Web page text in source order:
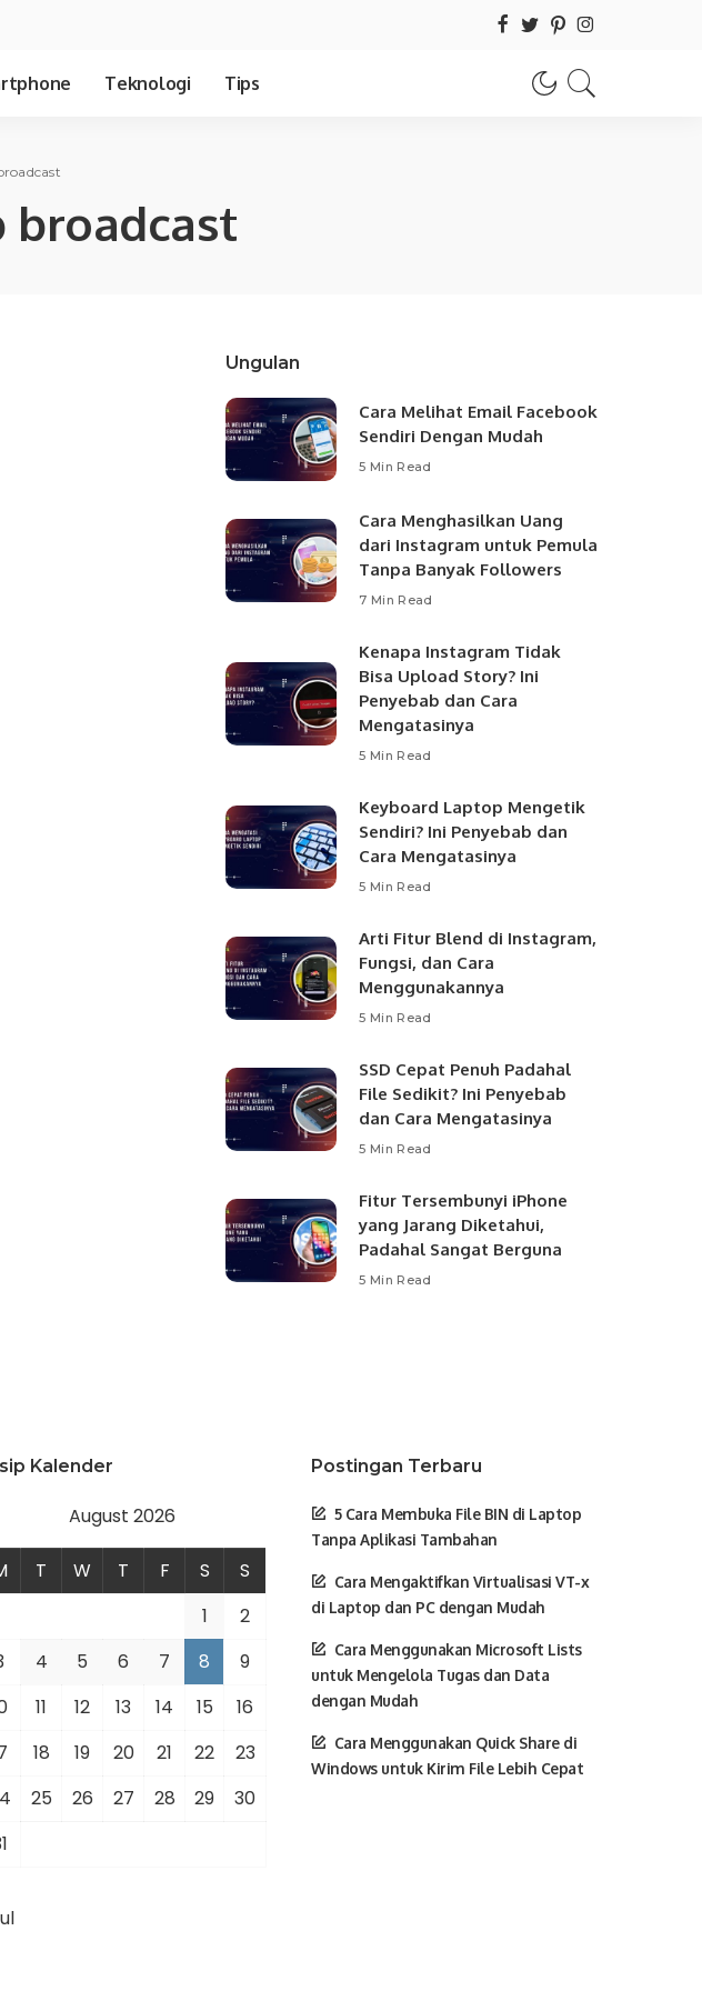
Teknologi Tips
broadcast
Ungulan
Cara Melihat Email Facebook
Sendiri Dengan Mudah
5 Min Read
Cara Menghasilkan Uang
dari Instagram untuk Pemula
Tanpa Banyak Followers
7 Min Read
Kenapa Instagram Tidak
Bisa Upload Story? Ini
Penyebab dan Cara
Mengatasinya
5 Min Read
Keyboard Laptop Mengetik
Sendiri? Ini Penyebab dan
Cara Mengatasinya
5 Min Read
Arti Fitur Blend di Instagram,
Fungsi, dan Cara
Menggunakannya
5 Min Read
SSD Cepat Penuh Padahal
File Sedikit? Ini Penyebab
dan Cara Mengatasinya
5 Min Read
Fitur Tersembunyi iPhone
yang Jarang Diketahui,
Padahal Sangat Berguna
5 Min Read
Kalender
August 2026
T W T F S
S
1
2
4 5 6 7 8
9
11 12 13 14 15
16
18 19 20 21 22
23
25 26 27 28 29
30
Postingan Terbaru
5 Cara Membuka File BIN di Laptop
Tanpa Aplikasi Tambahan
Cara Mengaktifkan Virtualisasi VT-x
di Laptop dan PC dengan Mudah
Cara Menggunakan Microsoft Lists
untuk Mengelola Tugas dan Data
dengan Mudah
Cara Menggunakan Quick Share di
Windows untuk Kirim File Lebih Cepat